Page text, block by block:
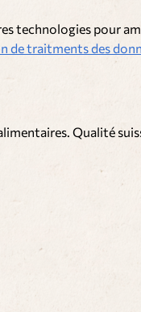
technologies pour
de traitments des
Qualité